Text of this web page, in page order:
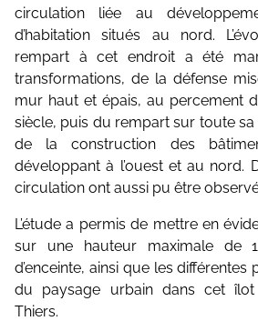
circulation liée au
d’habitation situés au nord.
rempart à cet endroit a été
transformations, de la défense
mur haut et épais, au percement
siècle, puis du rempart sur toute
de la construction des
développant à l’ouest et au nord.
circulation ont aussi pu être
L’étude a permis de mettre en
sur une hauteur maximale de
d’enceinte, ainsi que les différentes
du paysage urbain dans cet
Thiers.